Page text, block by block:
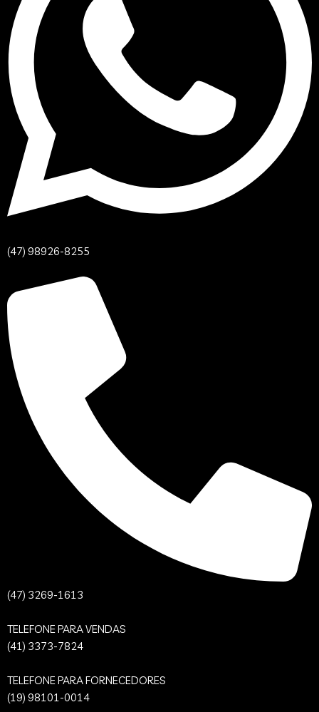
(47) 98926-8255
(47) 3269-1613
TELEFONE PARA VENDAS
(41) 3373-7824
TELEFONE PARA FORNECEDORES
(19) 98101-0014